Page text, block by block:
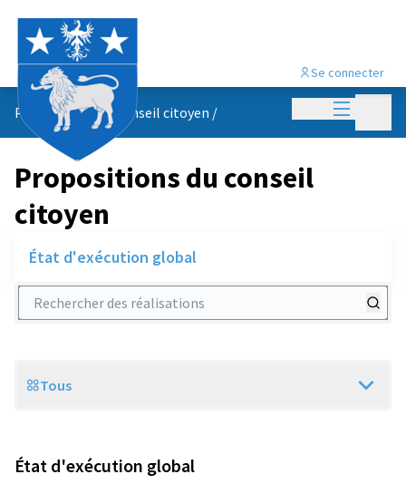
Menu
Se connecter
Propositions du conseil citoyen /
Propositions du conseil
citoyen
État d'exécution global
Rechercher des réalisations
Scope
Tous
État d'exécution global